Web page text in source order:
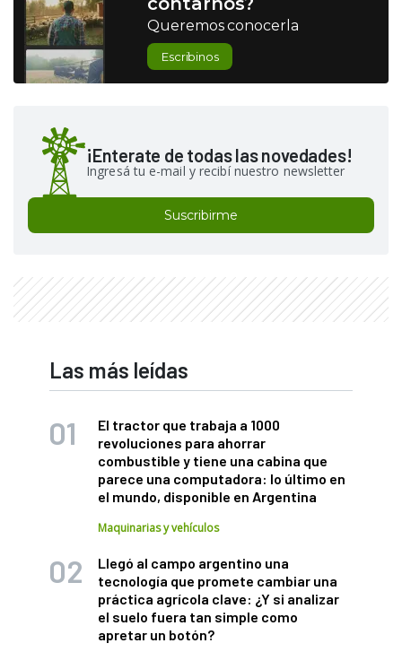
Queremos conocerla
Escribinos
¡Enterate de todas las novedades!
Ingresá tu e-mail y recibí nuestro newsletter
Suscribirme
Las más leídas
El tractor que trabaja a 1000
revoluciones para ahorrar
combustible y tiene una cabina que
parece una computadora: lo último en
el mundo, disponible en Argentina
Maquinarias y vehículos
Llegó al campo argentino una
tecnología que promete cambiar una
práctica agrícola clave: ¿Y si analizar
el suelo fuera tan simple como
apretar un botón?